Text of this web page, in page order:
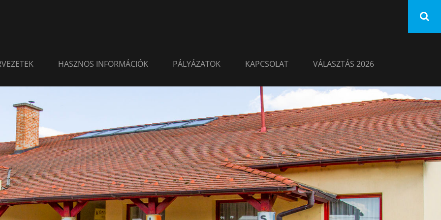
HASZNOS INFORMÁCIÓK PÁLYÁZATOK KAPCSOLAT VÁLASZTÁS 2026